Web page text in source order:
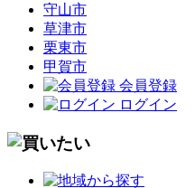
守山市
草津市
栗東市
甲賀市
会員登録
ログイン